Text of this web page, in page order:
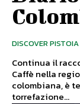
DISCOVER PISTOIA
Continua il
Caffè nella regione di
colombiana, è
torrefazione...